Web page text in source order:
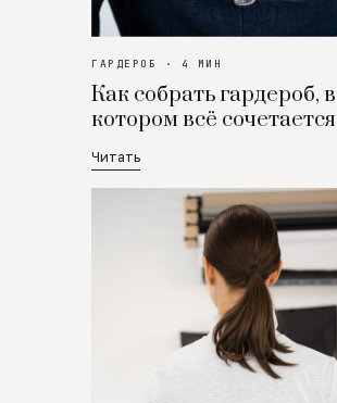
ГАРДЕРОБ · 4 МИН
Как собрать гардероб, в
котором всё сочетается
Читать